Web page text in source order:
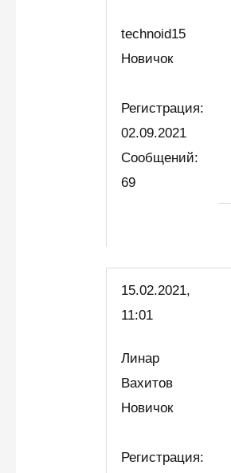
technoid15
Новичок
Регистрация:
02.09.2021
Сообщений:
69
15.02.2021,
11:01
Линар
Вахитов
Новичок
Регистрация: